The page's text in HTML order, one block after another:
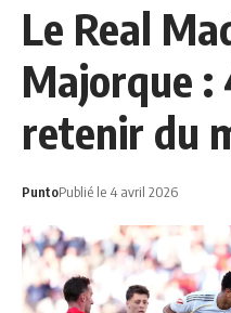
Le Real
Majorque :
retenir du
PuntoPublié le 4 avril 2026